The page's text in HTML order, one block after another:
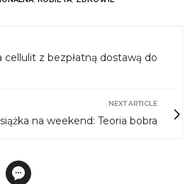
cellulit z bezpłatną dostawą do
NEXT ARTICLE
na weekend: Teoria bobra